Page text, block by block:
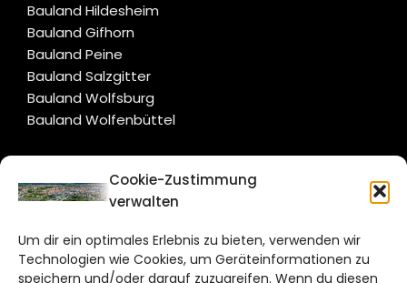
Cookie-Zustimmung
verwalten
Um dir ein optimales Erlebnis zu bieten, verwenden wir
Technologien wie Cookies, um Geräteinformationen zu
speichern und/oder darauf zuzugreifen. Wenn du diesen
Bauland Hildesheim
Bauland Gifhorn
Bauland Peine
Bauland Salzgitter
Bauland Wolfsburg
Bauland Wolfenbüttel
CITYLIFE!
Bruchtorwall 12
38100 Braunschweig